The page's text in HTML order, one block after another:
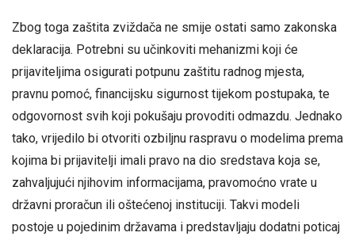
Zbog toga zaštita zviždača ne smije ostati samo zakonska
deklaracija. Potrebni su učinkoviti mehanizmi koji će
prijaviteljima osigurati potpunu zaštitu radnog mjesta,
pravnu pomoć, financijsku sigurnost tijekom postupaka, te
odgovornost svih koji pokušaju provoditi odmazdu. Jednako
tako, vrijedilo bi otvoriti ozbiljnu raspravu o modelima prema
kojima bi prijavitelji imali pravo na dio sredstava koja se,
zahvaljujući njihovim informacijama, pravomoćno vrate u
državni proračun ili oštećenoj instituciji. Takvi modeli
postoje u pojedinim državama i predstavljaju dodatni poticaj